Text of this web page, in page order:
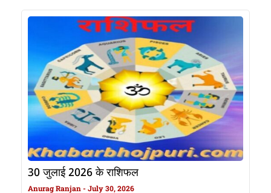
30 जुलाई 2026 के राशिफल
Anurag Ranjan July 30, 2026